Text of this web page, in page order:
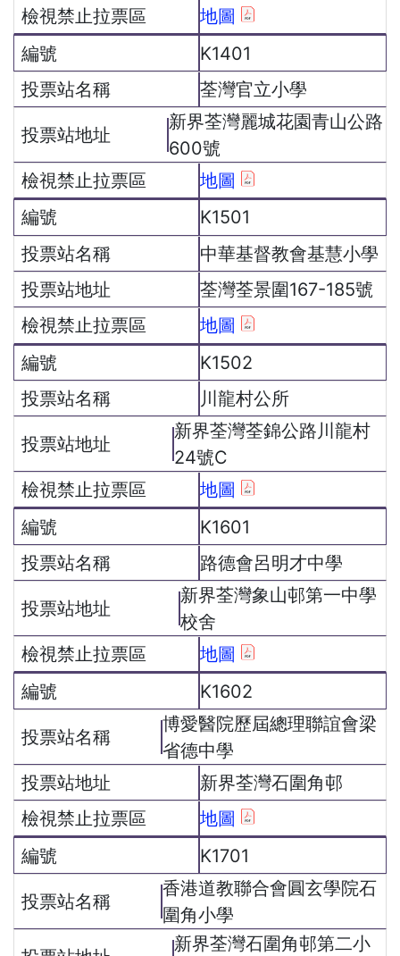
地圖
K1401
荃灣官立小學
新界荃灣麗城花園青山公路
600號
地圖
K1501
中華基督教會基慧小學
荃灣荃景圍167-185號
地圖
K1502
川龍村公所
新界荃灣荃錦公路川龍村
24號C
地圖
K1601
路德會呂明才中學
新界荃灣象山邨第一中學
校舍
地圖
K1602
博愛醫院歷屆總理聯誼會梁
省德中學
新界荃灣石圍角邨
地圖
K1701
香港道教聯合會圓玄學院石
圍角小學
新界荃灣石圍角邨第二小